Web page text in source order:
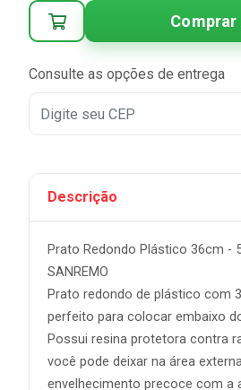
Comprar
Consulte as opções de entrega
Descrição
Prato Redondo Plástico 36cm -
SANREMO
Prato redondo de plástico com
perfeito para colocar embaixo
Possui resina protetora contra
você pode deixar na área
envelhecimento precoce com a